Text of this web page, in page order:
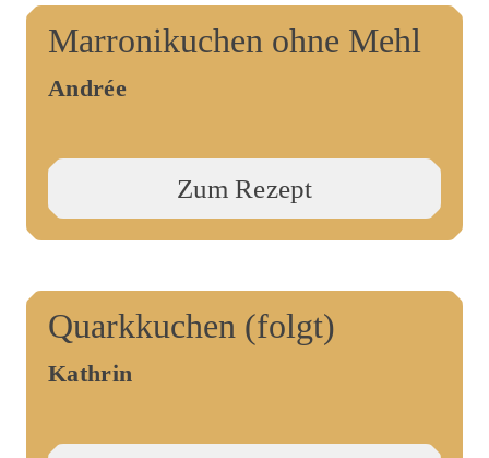
Marronikuchen ohne Mehl
Andrée
Zum Rezept
Quarkkuchen (folgt)
Kathrin